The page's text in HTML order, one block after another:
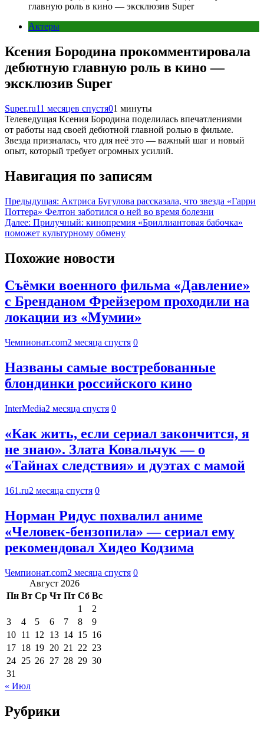
главную роль в кино — эксклюзив Super
Актеры
Ксения Бородина прокомментировала
дебютную главную роль в кино —
эксклюзив Super
Super.ru11 месяцев спустя01 минуты
Телеведущая Ксения Бородина поделилась впечатлениями
от работы над своей дебютной главной ролью в фильме.
Звезда призналась, что для неё это — важный шаг и новый
опыт, который требует огромных усилий.
Навигация по записям
Предыдущая: Актриса Бугулова рассказала, что звезда «Гарри
Поттера» Фелтон заботился о ней во время болезни
Далее: Прилучный: кинопремия «Бриллиантовая бабочка»
поможет культурному обмену
Похожие новости
Съёмки военного фильма «Давление»
с Бренданом Фрейзером проходили на
локации из «Мумии»
Чемпионат.com2 месяца спустя 0
Названы самые востребованные
блондинки российского кино
InterMedia2 месяца спустя 0
«Как жить, если сериал закончится, я
не знаю». Злата Ковальчук — о
«Тайнах следствия» и дуэтах с мамой
161.ru2 месяца спустя 0
Норман Ридус похвалил аниме
«Человек-бензопила» — сериал ему
рекомендовал Хидео Кодзима
Чемпионат.com2 месяца спустя 0
Август 2026
Пн Вт Ср Чт Пт Сб Вс
1
2
3
4 5 6 7 8
9
10 11 12 13 14 15 16
17 18 19 20 21 22 23
24 25 26 27 28 29 30
31
« Июл
Рубрики